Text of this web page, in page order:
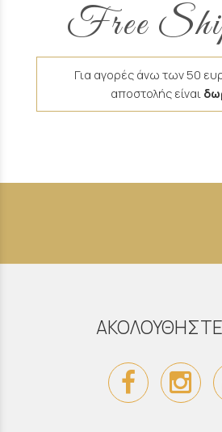
Free
Για αγορές άνω των 50
αποστολής είναι